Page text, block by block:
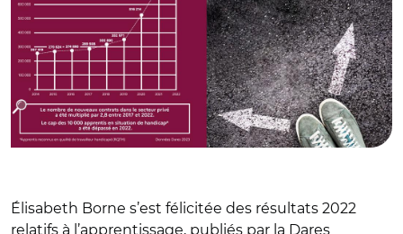
Élisabeth Borne s’est félicitée des résultats 2022
relatifs à l’apprentissage, publiés par la Dares